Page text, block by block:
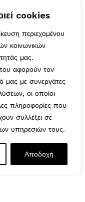
cookies
περιεχομένου
κοινωνικών
μας.
αφορούν τον
μας με συνεργάτες
οι οποίοι
πληροφορίες που
συλλέξει σε
υπηρεσιών τους.
Αποδοχή
Εξαντλημένο